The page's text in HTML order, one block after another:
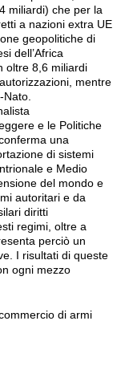
miliardi) che per la
a nazioni extra UE
geopolitiche di
dell’Africa
oltre 8,6 miliardi
mentre
e le Politiche
una
di sistemi
e Medio
del mondo e
autoritari e da
diritti
regimi, oltre a
perciò un
I risultati di queste
ogni mezzo
di armi